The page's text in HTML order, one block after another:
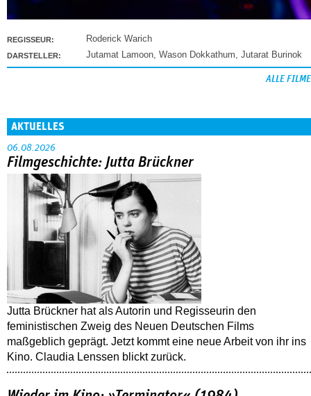
REGISSEUR: Roderick Warich
DARSTELLER: Jutamat Lamoon, Wason Dokkathum, Jutarat Burinok
ALLE FILME
AKTUELLES
06.08.2026
Filmgeschichte: Jutta Brückner
Jutta Brückner hat als Autorin und Regisseurin den
feministischen Zweig des Neuen Deutschen Films
maßgeblich geprägt. Jetzt kommt eine neue Arbeit von ihr ins
Kino. Claudia Lenssen blickt zurück.